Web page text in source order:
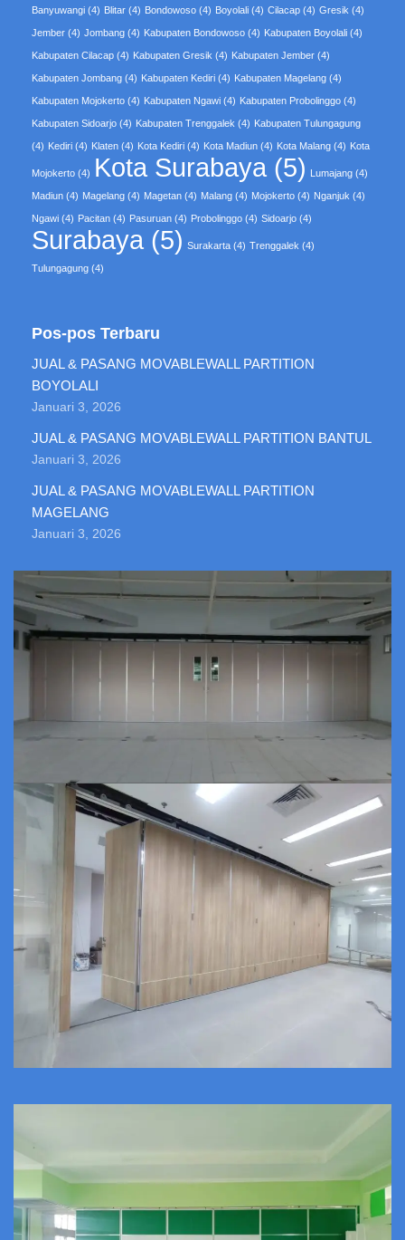
Banyuwangi (4) Blitar (4) Bondowoso (4) Boyolali (4) Cilacap (4) Gresik (4)
Jember (4) Jombang (4) Kabupaten Bondowoso (4) Kabupaten Boyolali (4)
Kabupaten Cilacap (4) Kabupaten Gresik (4) Kabupaten Jember (4)
Kabupaten Jombang (4) Kabupaten Kediri (4) Kabupaten Magelang (4)
Kabupaten Mojokerto (4) Kabupaten Ngawi (4) Kabupaten Probolinggo (4)
Kabupaten Sidoarjo (4) Kabupaten Trenggalek (4) Kabupaten Tulungagung
(4) Kediri (4) Klaten (4) Kota Kediri (4) Kota Madiun (4) Kota Malang (4) Kota
Mojokerto (4) Kota Surabaya (5) Lumajang (4)
Madiun (4) Magelang (4) Magetan (4) Malang (4) Mojokerto (4) Nganjuk (4)
Ngawi (4) Pacitan (4) Pasuruan (4) Probolinggo (4) Sidoarjo (4)
Surabaya (5) Surakarta (4) Trenggalek (4)
Tulungagung (4)
Pos-pos Terbaru
JUAL & PASANG MOVABLEWALL PARTITION
BOYOLALI
Januari 3, 2026
JUAL & PASANG MOVABLEWALL PARTITION BANTUL
Januari 3, 2026
JUAL & PASANG MOVABLEWALL PARTITION
MAGELANG
Januari 3, 2026